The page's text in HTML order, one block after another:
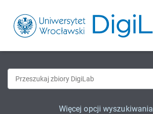
Więcej opcji wyszukiwania